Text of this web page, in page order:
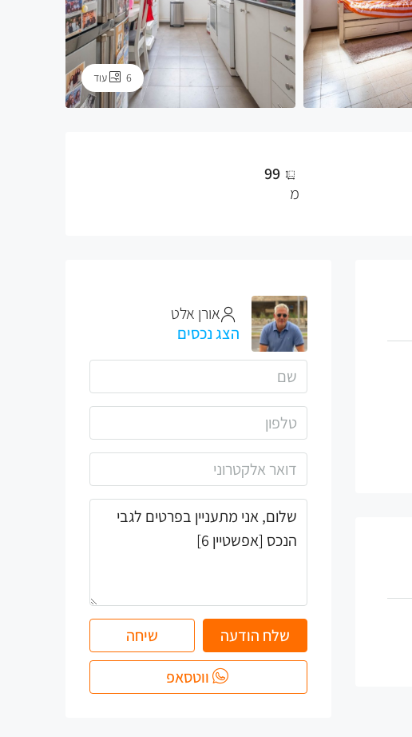
6 עוד
99
מ
אורן אלט
הצג נכסים
שלח הודעה
שיחה
ווטסאפ